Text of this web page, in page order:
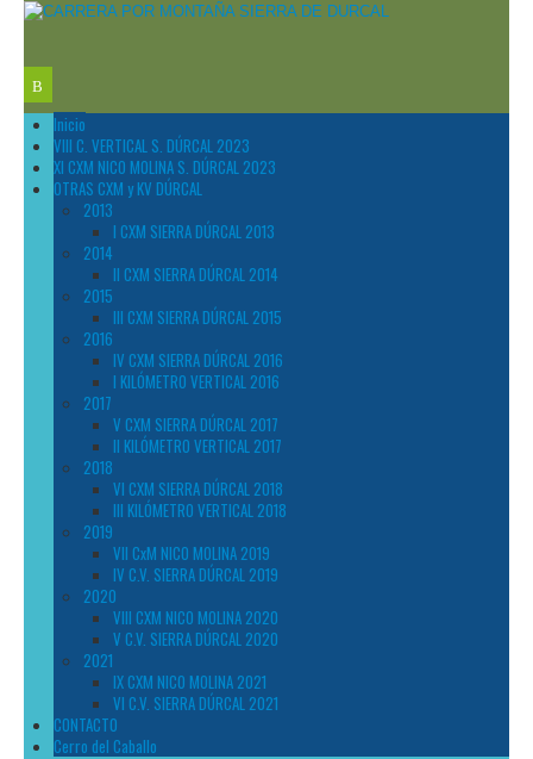
Inicio
VIII C. VERTICAL S. DÚRCAL 2023
XI CXM NICO MOLINA S. DÚRCAL 2023
OTRAS CXM y KV DÚRCAL
2013
I CXM SIERRA DÚRCAL 2013
2014
II CXM SIERRA DÚRCAL 2014
2015
III CXM SIERRA DÚRCAL 2015
2016
IV CXM SIERRA DÚRCAL 2016
I KILÓMETRO VERTICAL 2016
2017
V CXM SIERRA DÚRCAL 2017
II KILÓMETRO VERTICAL 2017
2018
VI CXM SIERRA DÚRCAL 2018
III KILÓMETRO VERTICAL 2018
2019
VII CxM NICO MOLINA 2019
IV C.V. SIERRA DÚRCAL 2019
2020
VIII CXM NICO MOLINA 2020
V C.V. SIERRA DÚRCAL 2020
2021
IX CXM NICO MOLINA 2021
VI C.V. SIERRA DÚRCAL 2021
CONTACTO
Cerro del Caballo